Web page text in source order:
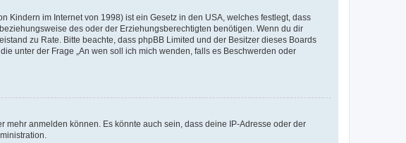
Kindern im Internet von 1998) ist ein Gesetz in den USA, welches festlegt, dass
des oder der Erziehungsberechtigten benötigen. Wenn du dir
zu Rate. Bitte beachte, dass phpBB Limited und der Besitzer dieses Boards
unter der Frage „An wen soll ich mich wenden, falls es Beschwerden oder
anmelden können. Es könnte auch sein, dass deine IP-Adresse oder der